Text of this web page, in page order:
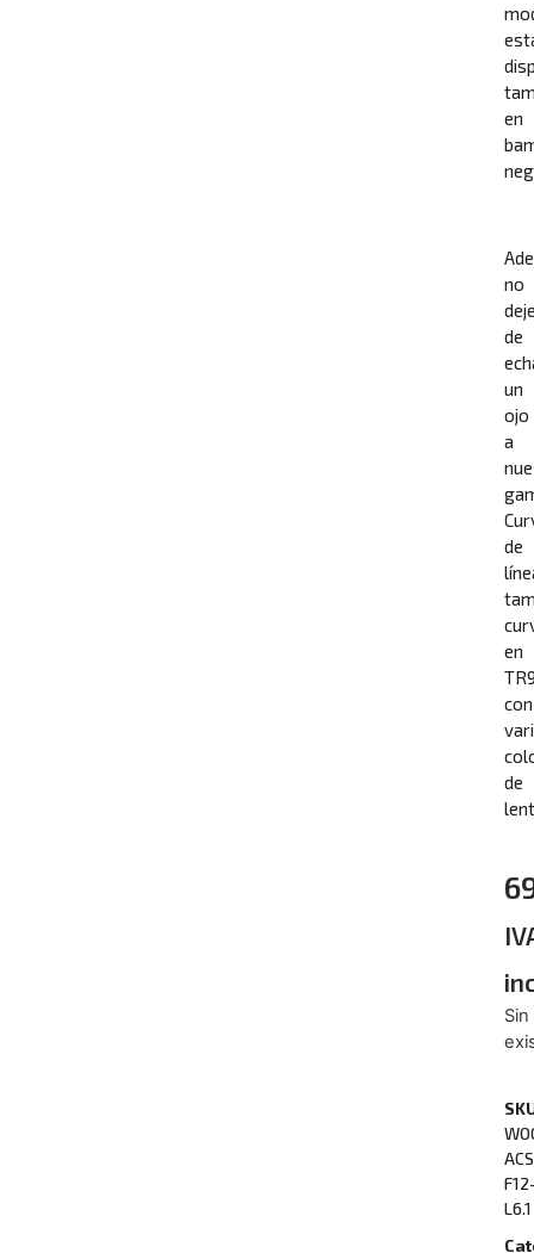
en
no
de
un
ojo
a
de
en
con
de
Sin
L6.1